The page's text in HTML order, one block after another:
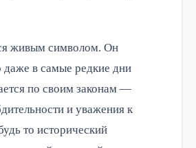
живым символом. Он
даже в самые редкие дни
по своим законам —
и уважения к
то исторический